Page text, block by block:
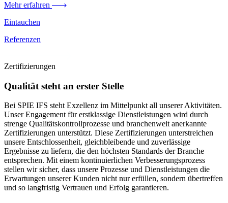
Mehr erfahren
Eintauchen
Referenzen
Zertifizierungen
Qualität steht an erster Stelle
Bei SPIE IFS steht Exzellenz im Mittelpunkt all unserer Aktivitäten.
Unser Engagement für erstklassige Dienstleistungen wird durch
strenge Qualitätskontrollprozesse und branchenweit anerkannte
Zertifizierungen unterstützt. Diese Zertifizierungen unterstreichen
unsere Entschlossenheit, gleichbleibende und zuverlässige
Ergebnisse zu liefern, die den höchsten Standards der Branche
entsprechen. Mit einem kontinuierlichen Verbesserungsprozess
stellen wir sicher, dass unsere Prozesse und Dienstleistungen die
Erwartungen unserer Kunden nicht nur erfüllen, sondern übertreffen
und so langfristig Vertrauen und Erfolg garantieren.